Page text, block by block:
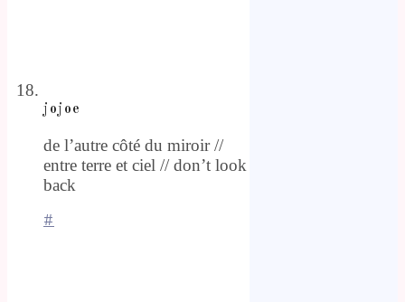
jojoe
de l’autre côté du miroir //
entre terre et ciel // don’t look
back
#